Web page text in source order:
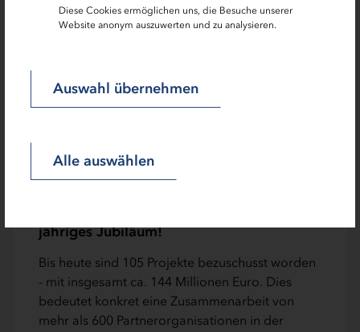
Diese Cookies ermöglichen uns, die Besuche unserer
Website anonym auszuwerten und zu analysieren.
Auswahl übernehmen
Alle auswählen
jähriges Jubiläum!
Bis heute sind 105 Projekte bezuschusst worden
- mit insgesamt ca. 144 Millionen Euro. Dies
bedeutet konkret eine Zusammenarbeit von
mehr als 600 Partnerorganisationen in der